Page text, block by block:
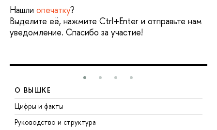
Нашли опечатку?
Выделите её, нажмите Ctrl+Enter и отправьте нам
уведомление. Спасибо за участие!
О ВЫШКЕ
Цифры и факты
Руководство и структура